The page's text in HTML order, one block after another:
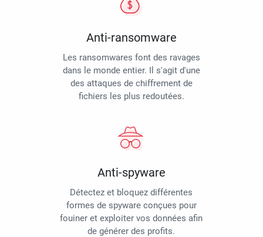
Anti-ransomware
Les ransomwares font des ravages
dans le monde entier. Il s'agit d'une
des attaques de chiffrement de
fichiers les plus redoutées.
Anti-spyware
Détectez et bloquez différentes
formes de spyware conçues pour
fouiner et exploiter vos données afin
de générer des profits.